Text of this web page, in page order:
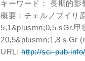
キーワード： 長期的
概要：チェルノブイリ
5,1&plusmn;0,5 sGr.甲
20,5&plusmn;1,8ｓGr
URL: http://sci-